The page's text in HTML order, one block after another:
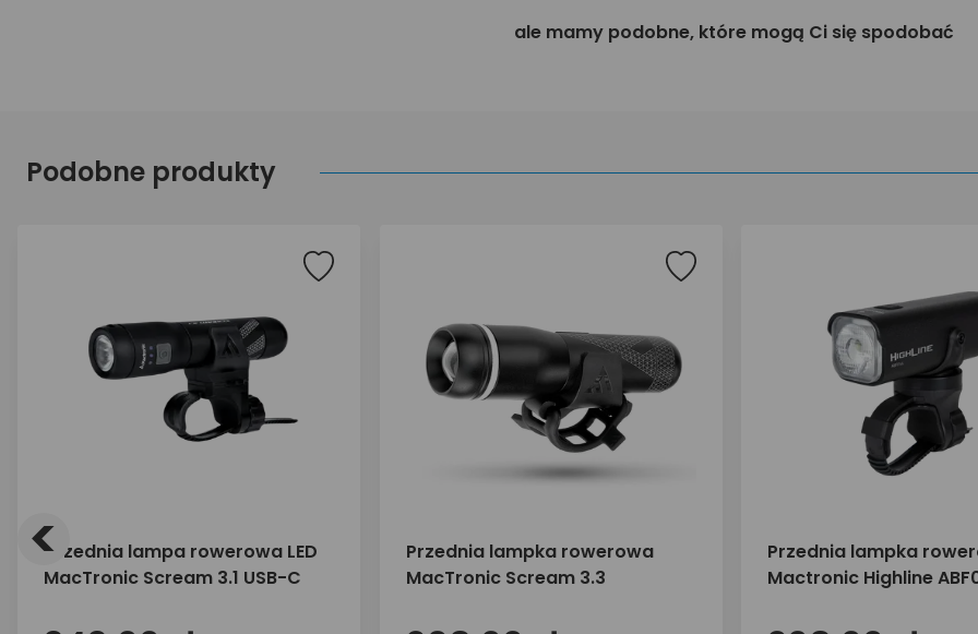
ale mamy podobne, które mogą Ci się spodobać
Podobne produkty
przednia lampa rowerowa LED
MacTronic Scream 3.1 USB-C
Przednia lampka rowerowa
MacTronic Scream 3.3
Przednia lampka
Mactronic Highline
<